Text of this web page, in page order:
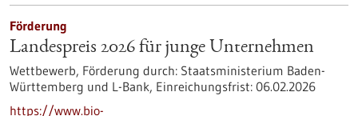
Förderung
Landespreis 2026 für junge Unternehmen
Wettbewerb, Förderung durch: Staatsministerium Baden-
Württemberg und L-Bank, Einreichungsfrist: 06.02.2026
https://www.bio-